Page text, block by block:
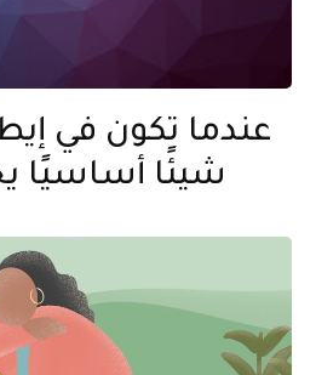
عندما تكون في
شيئًا أساسيًا